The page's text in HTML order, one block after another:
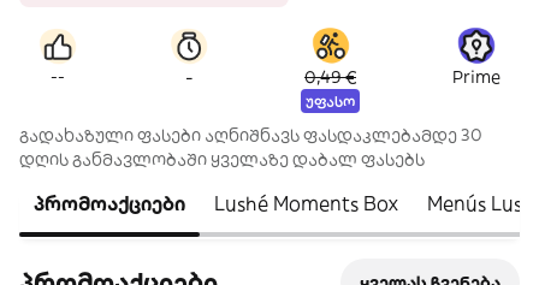
-- - 0,49 €
უფასო
Prime
გადახაზული ფასები აღნიშნავს ფასდაკლებამდე 30
დღის განმავლობაში ყველაზე დაბალ ფასებს
პრომოაქციები Lushé Moments Box Menús